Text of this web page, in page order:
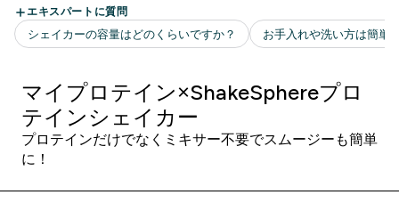
マイプロテイン×ShakeSphereプロ
テインシェイカー
プロテインだけでなくミキサー不要でスムージーも簡単
に！